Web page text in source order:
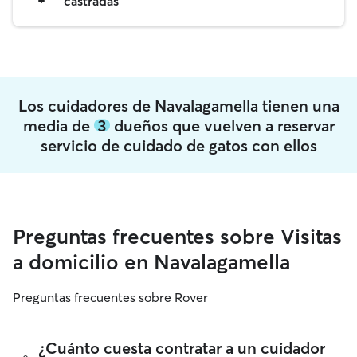
Los cuidadores de Navalagamella tienen una
media de 3dueños que vuelven a reservar
servicio de cuidado de gatos con ellos
Preguntas frecuentes sobre Visitas
a domicilio en Navalagamella
Preguntas frecuentes sobre Rover
¿Cuánto cuesta contratar a un cuidador